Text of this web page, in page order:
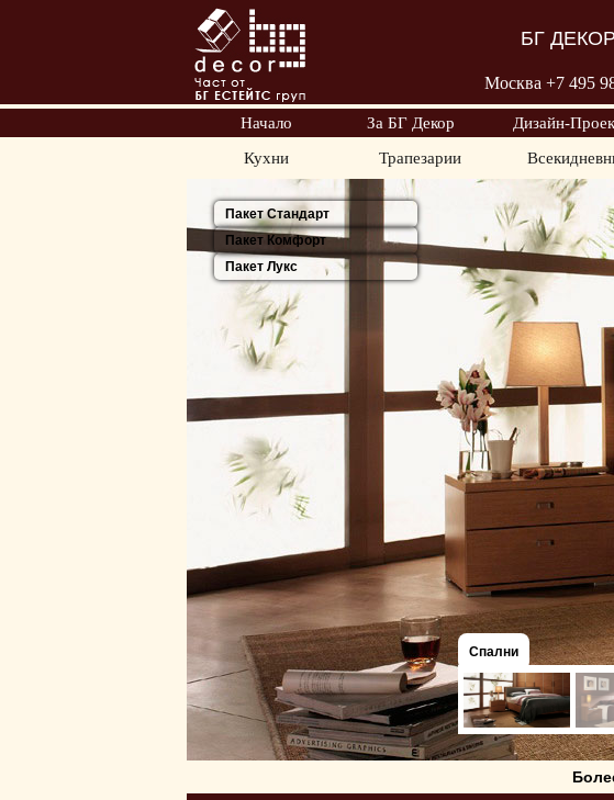
БГ
Москва +7 495
Начало За БГ Декор Дизайн-
Кухни
Трапезарии
Пакет Стандарт
Пакет Комфорт
Пакет Лукс
Спални